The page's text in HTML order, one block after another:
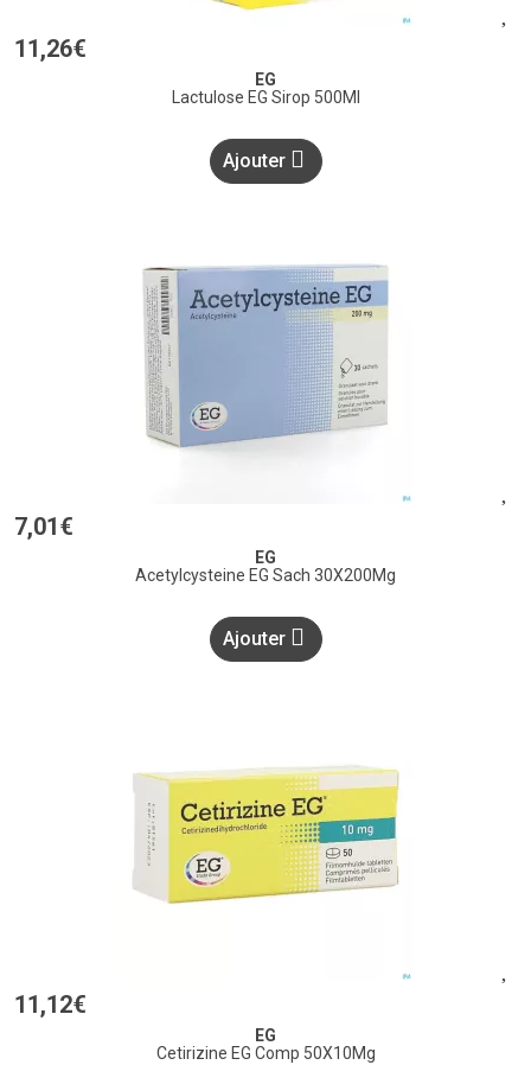
11 ,26€
EG
Lactulose EG Sirop 500Ml
Ajouter
7,01 €
EG
Acetylcysteine EG Sach 30X200Mg
Ajouter
11 ,12€
EG
Cetirizine EG Comp 50X10Mg